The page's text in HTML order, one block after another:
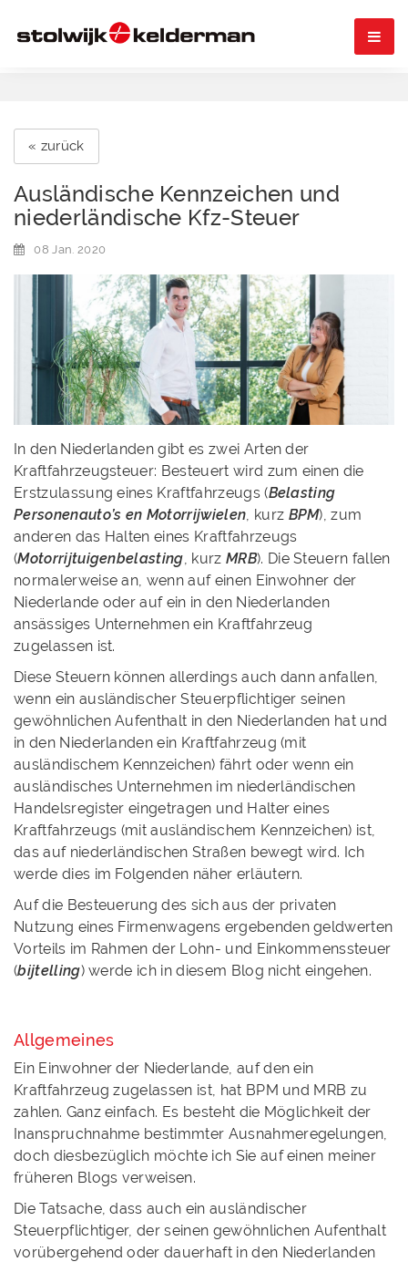

« zurück
Ausländische Kennzeichen und
niederländische Kfz-Steuer
08 Jan. 2020
In den Niederlanden gibt es zwei Arten der
Kraftfahrzeugsteuer: Besteuert wird zum einen die
Erstzulassung eines Kraftfahrzeugs (Belasting
Personenauto’s en Motorrijwielen , kurz BPM), zum
anderen das Halten eines Kraftfahrzeugs
(Motorrijtuigenbelasting , kurz MRB). Die Steuern fallen
normalerweise an, wenn auf einen Einwohner der
Niederlande oder auf ein in den Niederlanden
ansässiges Unternehmen ein Kraftfahrzeug
zugelassen ist.
Diese Steuern können allerdings auch dann anfallen,
wenn ein ausländischer Steuerpflichtiger seinen
gewöhnlichen Aufenthalt in den Niederlanden hat und
in den Niederlanden ein Kraftfahrzeug (mit
ausländischem Kennzeichen) fährt oder wenn ein
ausländisches Unternehmen im niederländischen
Handelsregister eingetragen und Halter eines
Kraftfahrzeugs (mit ausländischem Kennzeichen) ist,
das auf niederländischen Straßen bewegt wird. Ich
werde dies im Folgenden näher erläutern.
Auf die Besteuerung des sich aus der privaten
Nutzung eines Firmenwagens ergebenden geldwerten
Vorteils im Rahmen der Lohn- und Einkommenssteuer
(bijtelling) werde ich in diesem Blog nicht eingehen.
Allgemeines
Ein Einwohner der Niederlande, auf den ein
Kraftfahrzeug zugelassen ist, hat BPM und MRB zu
zahlen. Ganz einfach. Es besteht die Möglichkeit der
Inanspruchnahme bestimmter Ausnahmeregelungen,
doch diesbezüglich möchte ich Sie auf einen meiner
früheren Blogs verweisen.
Die Tatsache, dass auch ein ausländischer
Steuerpflichtiger, der seinen gewöhnlichen Aufenthalt
vorübergehend oder dauerhaft in den Niederlanden